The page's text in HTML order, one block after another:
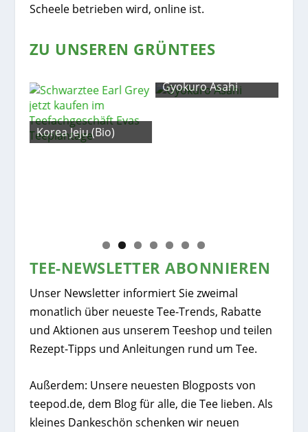
Scheele betrieben wird, online ist.
ZU UNSEREN GRÜNTEES
Korea Jeju (Bio)
Gyokuro Asahi
TEE-NEWSLETTER ABONNIEREN
Unser Newsletter informiert Sie zweimal
monatlich über neueste Tee-Trends, Rabatte
und Aktionen aus unserem Teeshop und teilen
Rezept-Tipps und Anleitungen rund um Tee.
Außerdem: Unsere neuesten Blogposts von
teepod.de, dem Blog für alle, die Tee lieben. Als
kleines Dankeschön schenken wir neuen